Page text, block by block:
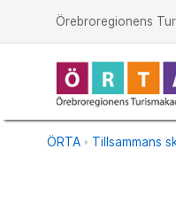
Örebroregionens
ÖRTA Tillsammans